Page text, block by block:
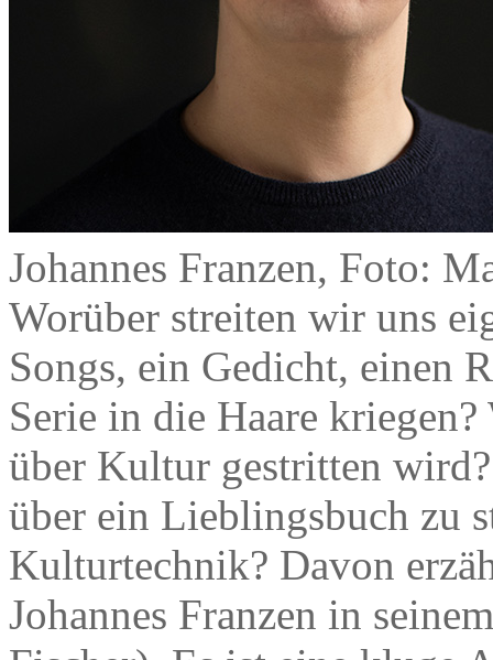
Johannes Franzen, Foto:
Worüber streiten wir uns
Songs, ein Gedicht, einen
Serie in die Haare
über Kultur gestritten
über ein Lieblingsbuch zu
Kulturtechnik? Davon
Johannes Franzen in